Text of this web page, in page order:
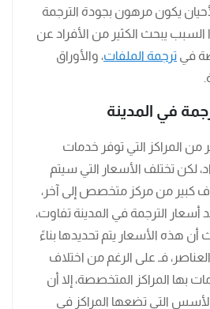
يكون مرهون بجودة الترجمة
السبب يبحث الكثير من الأفراد عن
في ترجمة الملفات، والأوراق
في المدينة
من المراكز التي توفر خدمات
لكن تختلف الأسعار التي سيتم
كبير من مركز متخصص إلى آخر،
الترجمة في المدينة تفاوت،
أن هذه الأسعار يتم تحديدها بناءً
فـ على الرغم من اختلاف
بها المراكز المتخصصة، إلا أن
التي تضعها المراكز في